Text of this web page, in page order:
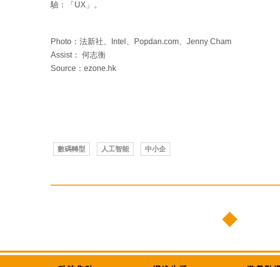
驗：「UX」。
Photo：法新社、Intel、Popdan.com、Jenny Cham
Assist： 何志衡
Source：ezone.hk
數碼轉型 人工智能 中小企